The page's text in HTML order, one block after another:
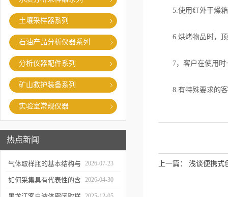
土壤采样器系列
石油产品分析仪器系列
分析仪器配件系列
矿山救护装备系列
实验室常规仪器
热点新闻
气体取样瓶的基本结构与
工作逻辑是什么？
2026-07-23
如何采集具有代表性的含 2026-04-30
5.使用红外干燥箱
6.烘烤物品时，顶
7，客户在使用时一
8.有特殊要求的客
上一篇： 浅谈便携式